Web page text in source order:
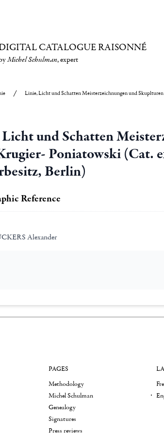
CATALOGUE RAISONNÉ
Michel Schulman, expert
Linie, Licht und Schatten Meisterzeichnungen und
und Schatten
Poniatowski (Cat.
Berlin)
Reference
Alexander
PAGES
Methodology
Michel Schulman
Genealogy
Signatures
Press reviews